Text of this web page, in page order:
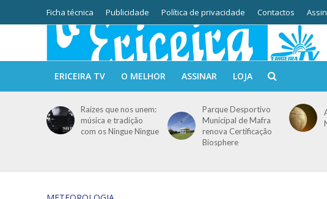
Ficha técnica Publicidade Política de privacidade Contactos
ERICEIRA TV O MELHOR ASSINAR LOJA
Raízes que nos unem:
música e tradição
com os Ningue Ningue
Parque Desportivo
Municipal de Mafra
renova Certificação
Biosphere